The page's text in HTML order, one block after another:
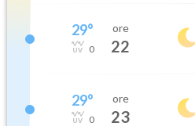
29°
0
ore
22
29°
0
ore
23